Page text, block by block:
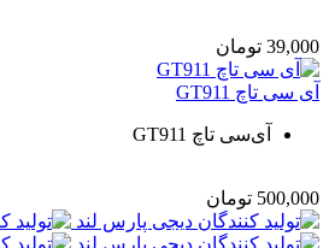
39,000 تومان
آی سی تاچ GT911
آی‌سی تاچ GT911
500,000 تومان